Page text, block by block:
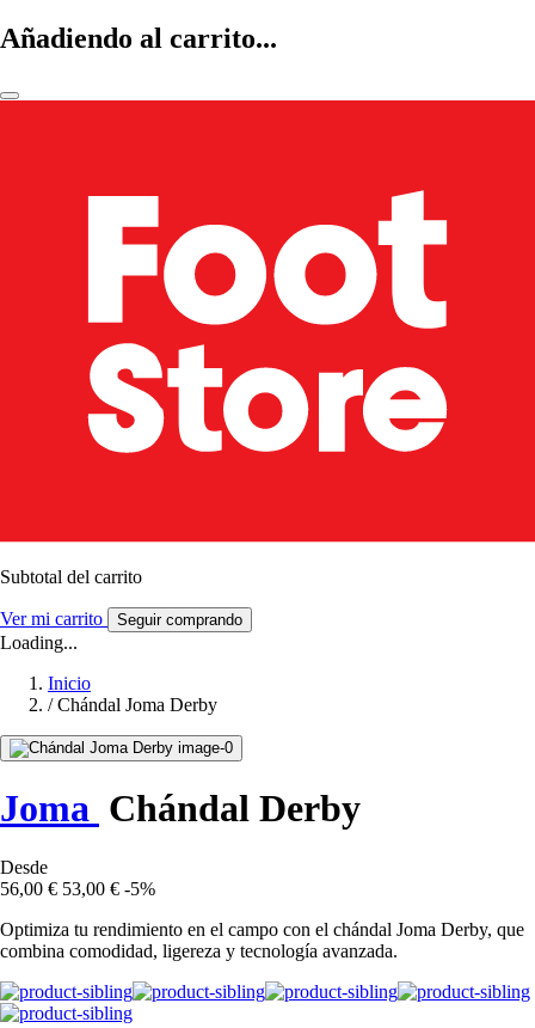
Añadiendo al carrito...
Subtotal del carrito
Ver mi carrito Seguir comprando
Loading...
Inicio
/ Chándal Joma Derby
Joma Chándal Derby
Desde
56,00 € 53,00 € -5%
Optimiza tu rendimiento en el campo con el chándal Joma Derby, que
combina comodidad, ligereza y tecnología avanzada.